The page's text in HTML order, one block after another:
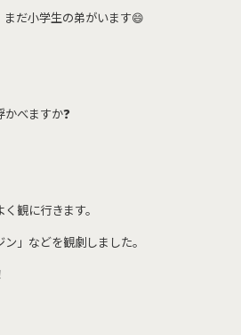
だ小学生の弟がいます😄
べますか❓
観に行きます。
」などを観劇しました。